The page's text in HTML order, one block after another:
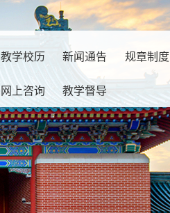
教学校历 新闻通告 规章制度
网上咨询 教学督导